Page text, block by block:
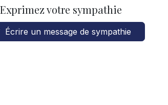
Exprimez votre sympathie
Écrire un message de sympathie